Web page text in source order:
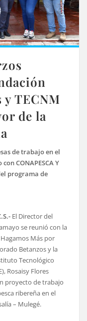
y TECNM
de la
de trabajo en el
CONAPESCA Y
programa de
El Director del
se reunió con la
Más por
Betanzos y la
Tecnológico
Rosaisy Flores
proyecto de trabajo
ribereña en el
– Mulegé.